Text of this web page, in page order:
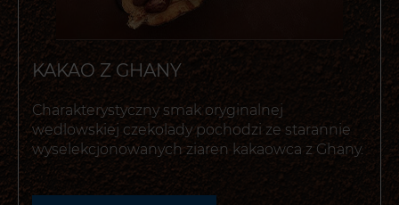
KAKAO Z GHANY
Charakterystyczny smak oryginalnej
wedlowskiej czekolady pochodzi ze starannie
wyselekcjonowanych ziaren kakaowca z Ghany.